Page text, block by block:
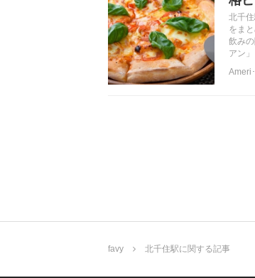
北千
をま
飲み
アン
Ameri
favy 北千住駅に関する記事